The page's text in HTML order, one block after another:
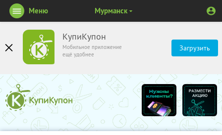
КупиКупон
Мобильное приложение
ещё удобнее
Загрузить
Меню Мурманск